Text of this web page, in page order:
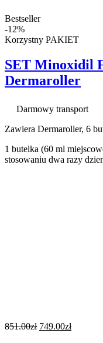
Bestseller
-12%
Korzystny PAKIET
SET Minoxidil
Dermaroller
Darmowy transport
Zawiera Dermaroller, 6
1 butelka (60 ml
stosowaniu dwa razy
851.00zł 749.00zł